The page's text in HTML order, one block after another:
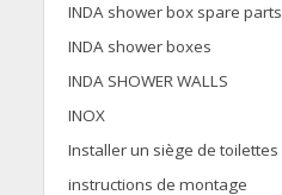
INDA shower box spare parts
INDA shower boxes
INDA SHOWER WALLS
INOX
Installer un siège de toilettes
instructions de montage